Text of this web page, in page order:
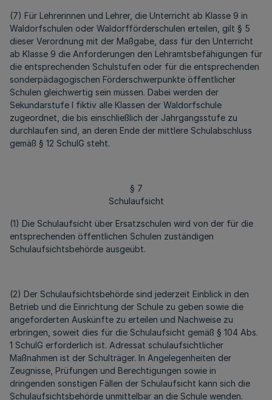
(7) Für Lehrerinnen und Lehrer, die Unterricht ab Klasse 9 in
Waldorfschulen oder Waldorfförderschulen erteilen, gilt § 5
dieser Verordnung mit der Maßgabe, dass für den Unterricht
ab Klasse 9 die Anforderungen den Lehramtsbefähigungen für
die entsprechenden Schulstufen oder für die entsprechenden
sonderpädagogischen Förderschwerpunkte öffentlicher
Schulen gleichwertig sein müssen. Dabei werden der
Sekundarstufe I fiktiv alle Klassen der Waldorfschule
zugeordnet, die bis einschließlich der Jahrgangsstufe zu
durchlaufen sind, an deren Ende der mittlere Schulabschluss
gemäß § 12 SchulG steht.
§ 7
Schulaufsicht
(1) Die Schulaufsicht über Ersatzschulen wird von der für die
entsprechenden öffentlichen Schulen zuständigen
Schulaufsichtsbehörde ausgeübt.
(2) Der Schulaufsichtsbehörde sind jederzeit Einblick in den
Betrieb und die Einrichtung der Schule zu geben sowie die
angeforderten Auskünfte zu erteilen und Nachweise zu
erbringen, soweit dies für die Schulaufsicht gemäß § 104 Abs.
1 SchulG erforderlich ist. Adressat schulaufsichtlicher
Maßnahmen ist der Schulträger. In Angelegenheiten der
Zeugnisse, Prüfungen und Berechtigungen sowie in
dringenden sonstigen Fällen der Schulaufsicht kann sich die
Schulaufsichtsbehörde unmittelbar an die Schule wenden.